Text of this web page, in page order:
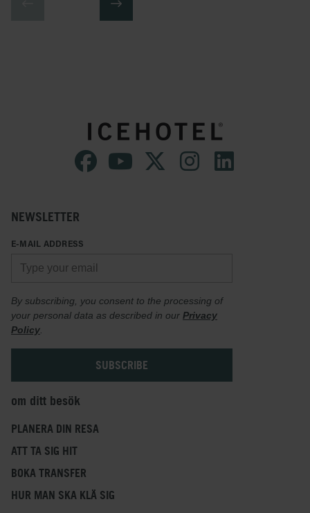
NEWSLETTER
E-MAIL ADDRESS
By subscribing, you consent to the processing of
your personal data as described in our Privacy
Policy
om ditt besök
PLANERA DIN RESA
ATT TA SIG HIT
BOKA TRANSFER
HUR MAN SKA KLÄ SIG